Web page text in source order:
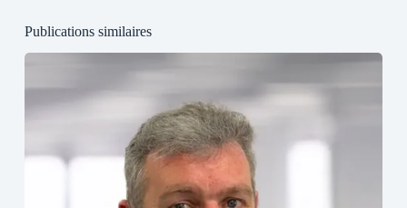
Publications similaires